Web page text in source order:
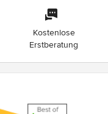
Kostenlose
Erstberatung